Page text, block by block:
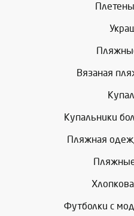
Вязаная
Купальники
Пляжная
Футболки с